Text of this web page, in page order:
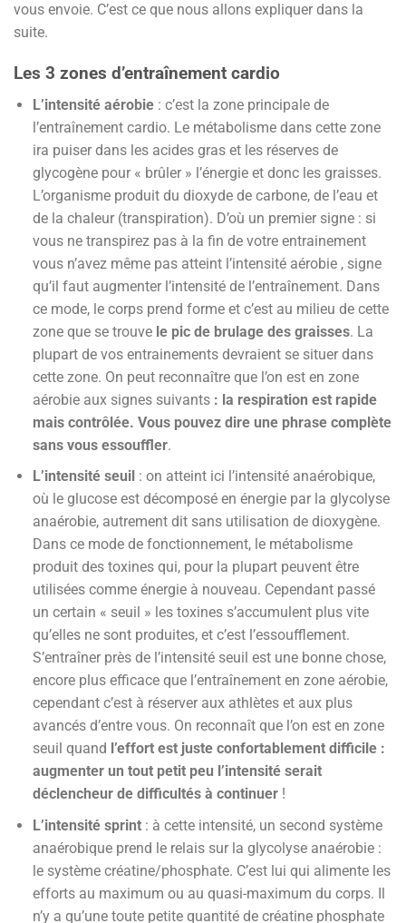
vous envoie. C’est ce que nous allons expliquer dans la
suite.
Les 3 zones d’entraînement cardio
L’intensité aérobie: c’est la zone principale de
l’entraînement cardio. Le métabolisme dans cette zone
ira puiser dans les acides gras et les réserves de
glycogène pour « brûler » l’énergie et donc les graisses.
L’organisme produit du dioxyde de carbone, de l’eau et
de la chaleur (transpiration). D’où un premier signe : si
vous ne transpirez pas à la fin de votre entrainement
vous n’avez même pas atteint l’intensité aérobie , signe
qu’il faut augmenter l’intensité de l’entraînement. Dans
ce mode, le corps prend forme et c’est au milieu de cette
zone que se trouve le pic de brulage des graisses. La
plupart de vos entrainements devraient se situer dans
cette zone. On peut reconnaître que l’on est en zone
aérobie aux signes suivants : la respiration est rapide
mais contrôlée. Vous pouvez dire une phrase complète
sans vous essouffler.
L’intensité seuil : on atteint ici l’intensité anaérobique,
où le glucose est décomposé en énergie par la glycolyse
anaérobie, autrement dit sans utilisation de dioxygène.
Dans ce mode de fonctionnement, le métabolisme
produit des toxines qui, pour la plupart peuvent être
utilisées comme énergie à nouveau. Cependant passé
un certain « seuil » les toxines s’accumulent plus vite
qu’elles ne sont produites, et c’est l’essoufflement.
S’entraîner près de l’intensité seuil est une bonne chose,
encore plus efficace que l’entraînement en zone aérobie,
cependant c’est à réserver aux athlètes et aux plus
avancés d’entre vous. On reconnaît que l’on est en zone
seuil quand l’effort est juste confortablement difficile :
augmenter un tout petit peu l’intensité serait
déclencheur de difficultés à continuer!
L’intensité sprint: à cette intensité, un second système
anaérobique prend le relais sur la glycolyse anaérobie :
le système créatine/phosphate. C’est lui qui alimente les
efforts au maximum ou au quasi-maximum du corps. Il
n’y a qu’une toute petite quantité de créatine phosphate